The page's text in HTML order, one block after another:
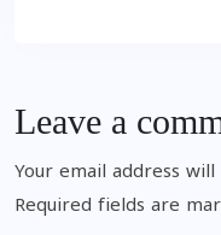
Leave a
Your email address
Required fields are